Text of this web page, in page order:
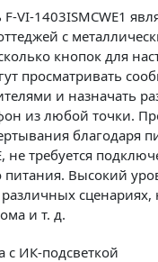
VI-1403ISMCWE1
с
кнопок для
просматривать
и назначать
из любой точки.
благодаря
не требуется
питания. Высокий
сценариях,
и т. д.
с ИК-подсветкой